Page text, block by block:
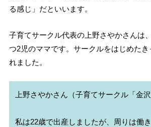
る感じ」だといいます。
子育てサークル代表の上野さやかさんは
つ2児のママです。サークルをはじめたき
れました。
上野さやかさん（子育てサークル「金
私は22歳で出産しましたが、周りは働